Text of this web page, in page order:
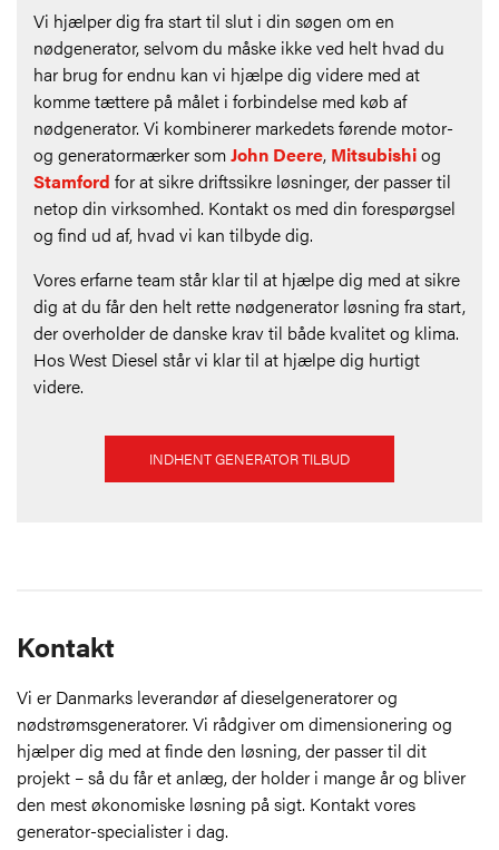
Vi hjælper dig fra start til slut i din søgen om en
nødgenerator, selvom du måske ikke ved helt hvad du
har brug for endnu kan vi hjælpe dig videre med at
komme tættere på målet i forbindelse med køb af
nødgenerator. Vi kombinerer markedets førende motor-
og generatormærker somJohn Deere, Mitsubishiog
Stamford for at sikre driftssikre løsninger, der passer til
netop din virksomhed. Kontakt os med din forespørgsel
og find ud af, hvad vi kan tilbyde dig.
Vores erfarne team står klar til at hjælpe dig med at sikre
dig at du får den helt rette nødgenerator løsning fra start,
der overholder de danske krav til både kvalitet og klima.
Hos West Diesel står vi klar til at hjælpe dig hurtigt
videre.
INDHENT GENERATOR TILBUD
Kontakt
Vi er Danmarks leverandør af dieselgeneratorer og
nødstrømsgeneratorer. Vi rådgiver om dimensionering og
hjælper dig med at finde den løsning, der passer til dit
projekt – så du får et anlæg, der holder i mange år og bliver
den mest økonomiske løsning på sigt. Kontakt vores
generator-specialister i dag.